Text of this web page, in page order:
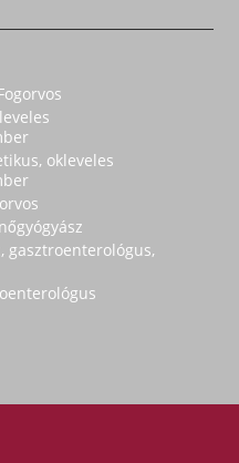
okleveles
gasztroenterológus,